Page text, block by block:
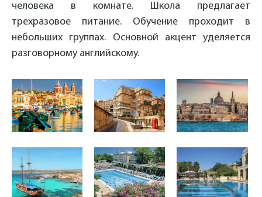
человека в комнате. Школа предлагает
трехразовое питание. Обучение проходит в
небольших группах. Основной акцент уделяется
разговорному английскому.